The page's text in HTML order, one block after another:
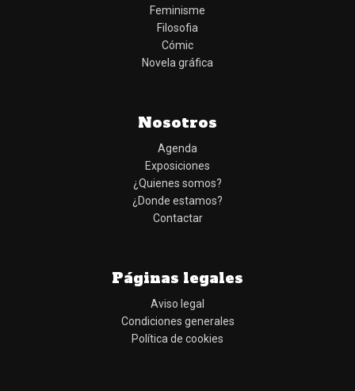
Feminisme
Filosofia
Cómic
Novela gráfica
Nosotros
Agenda
Exposiciones
¿Quienes somos?
¿Donde estamos?
Contactar
Páginas legales
Aviso legal
Condiciones generales
Política de cookies